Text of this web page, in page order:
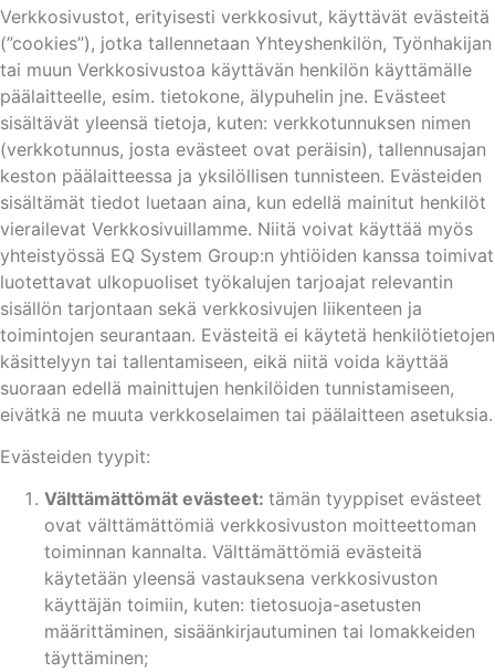
Verkkosivustot, erityisesti verkkosivut, käyttävät evästeitä
(”cookies”), jotka tallennetaan Yhteyshenkilön, Työnhakijan
tai muun Verkkosivustoa käyttävän henkilön käyttämälle
päälaitteelle, esim. tietokone, älypuhelin jne. Evästeet
sisältävät yleensä tietoja, kuten: verkkotunnuksen nimen
(verkkotunnus, josta evästeet ovat peräisin), tallennusajan
keston päälaitteessa ja yksilöllisen tunnisteen. Evästeiden
sisältämät tiedot luetaan aina, kun edellä mainitut henkilöt
vierailevat Verkkosivuillamme. Niitä voivat käyttää myös
yhteistyössä EQ System Group:n yhtiöiden kanssa toimivat
luotettavat ulkopuoliset työkalujen tarjoajat relevantin
sisällön tarjontaan sekä verkkosivujen liikenteen ja
toimintojen seurantaan. Evästeitä ei käytetä henkilötietojen
käsittelyyn tai tallentamiseen, eikä niitä voida käyttää
suoraan edellä mainittujen henkilöiden tunnistamiseen,
eivätkä ne muuta verkkoselaimen tai päälaitteen asetuksia.
Evästeiden tyypit:
Välttämättömät evästeet: tämän tyyppiset evästeet
ovat välttämättömiä verkkosivuston moitteettoman
toiminnan kannalta. Välttämättömiä evästeitä
käytetään yleensä vastauksena verkkosivuston
käyttäjän toimiin, kuten: tietosuoja-asetusten
määrittäminen, sisäänkirjautuminen tai lomakkeiden
täyttäminen;